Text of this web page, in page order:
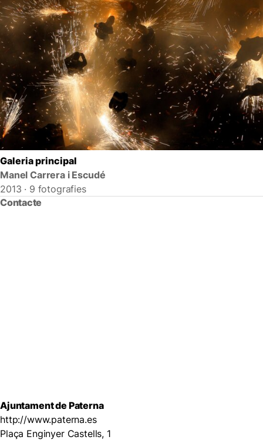
Galeria principal
Manel Carrera i Escudé
2013 · 9 fotografies
Contacte
Ajuntament de Paterna
http://www.paterna.es
Plaça Enginyer Castells, 1